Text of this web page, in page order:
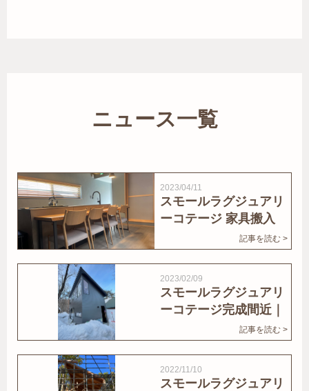
ニュース一覧
2023/04/11
スモールラグジュアリ
ーコテージ 家具搬入
記事を読む >
2023/02/09
スモールラグジュアリ
ーコテージ完成間近｜
記事を読む >
2022/11/10
スモールラグジュアリ